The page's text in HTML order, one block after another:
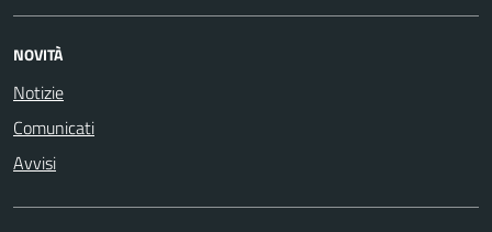
NOVITÀ
Notizie
Comunicati
Avvisi